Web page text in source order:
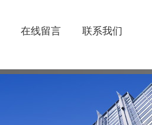
在线留言 联系我们